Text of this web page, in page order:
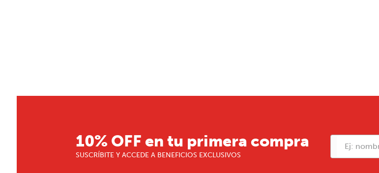
10% OFF en tu primera compra
SUSCRÍBITE Y ACCEDE A BENEFICIOS EXCLUSIVOS